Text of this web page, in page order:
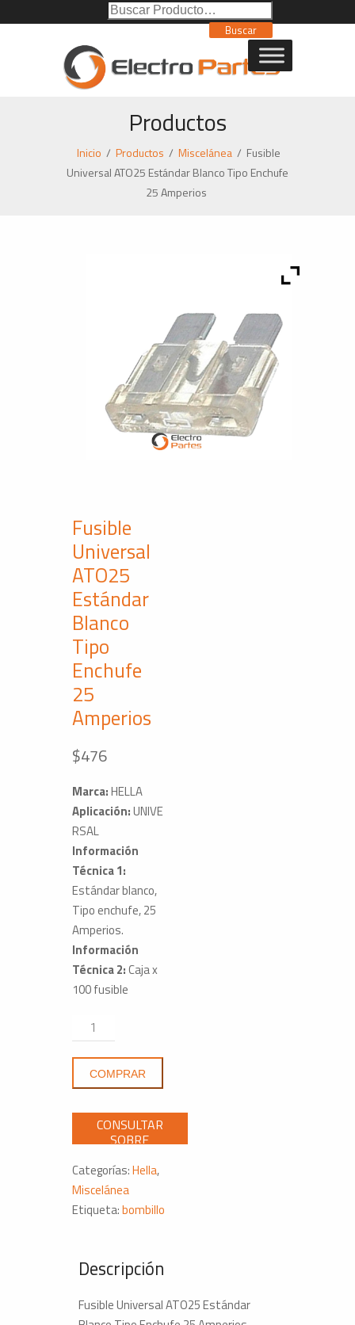
Buscar
Poducto:
Buscar
Productos
Inicio / Productos / Miscelánea / Fusible
Universal ATO25 Estándar Blanco Tipo Enchufe
25 Amperios
Fusible
Universal
ATO25
Estándar
Blanco
Tipo
Enchufe
25
Amperios
$476
Marca:HELLA
Aplicación:UNIVE
RSAL
Información
Técnica 1:
Estándar blanco,
Tipo enchufe, 25
Amperios.
Información
Técnica 2:Caja x
100 fusible
Fusible
Universal
ATO25
Estándar
Enchufe
25
Amperios
cantidad
COMPRAR
Categorías:Hella,
Miscelánea
Etiqueta:bombillo
Descripción
Fusible Universal ATO25 Estándar